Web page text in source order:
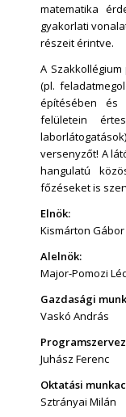
matematika
gyakorlati
részeit érintve.
A
(pl.
építésében és
felületein
versenyzőt! A
hangulatú
főzéseket is
Elnök:
Kismárton Gábor
Alelnök:
Major-Pomozi
Gazdasági
Vaskó András
Juhász Ferenc
Oktatási
Sztrányai Milán